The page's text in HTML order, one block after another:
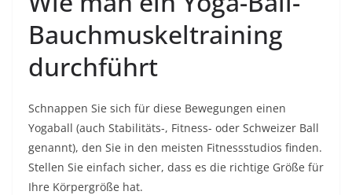
Bauchmuskeltraining
durchführt
Schnappen Sie sich für diese Bewegungen einen
Yogaball (auch Stabilitäts-, Fitness- oder Schweizer Ball
genannt), den Sie in den meisten Fitnessstudios finden.
Stellen Sie einfach sicher, dass es die richtige Größe für
Ihre Körpergröße hat.